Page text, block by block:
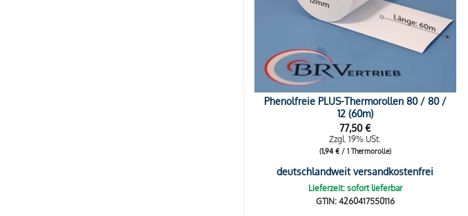
Phenolfreie PLUS-Thermorollen 80 / 80 /
12 (60m)
77,50€
Zzgl. 19% USt.
(1,94 €/ 1 Thermorolle)
deutschlandweit versandkostenfrei
Lieferzeit: sofort lieferbar
GTIN: 4260417550116